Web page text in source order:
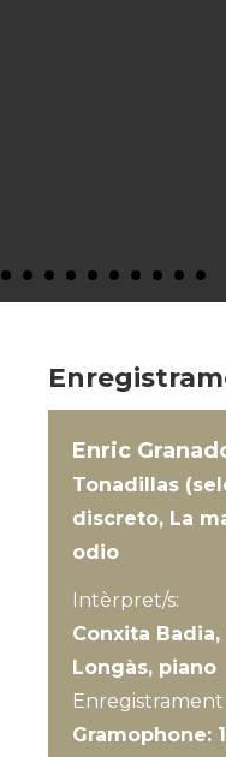
Enric
Tonadillas
discreto, La
odio
Intèrpret/s:
Conxita
Longàs, piano
Enregistrament
Gramophone: